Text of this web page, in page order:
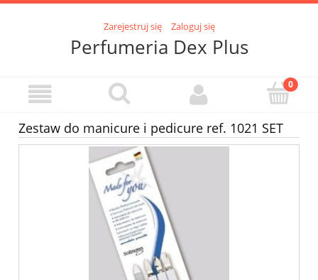
Zarejestruj się Zaloguj się
Perfumeria Dex Plus
Zestaw do manicure i pedicure ref. 1021 SET